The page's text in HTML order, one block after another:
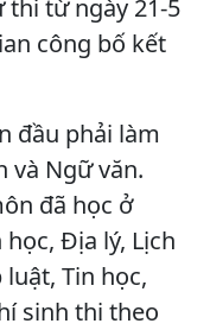
thi từ ngày 21-5
công bố kết
đầu phải làm
và Ngữ văn.
đã học ở
Địa lý, Lịch
Tin học,
sinh thi theo